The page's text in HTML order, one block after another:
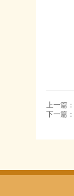
上一篇：
下一篇：